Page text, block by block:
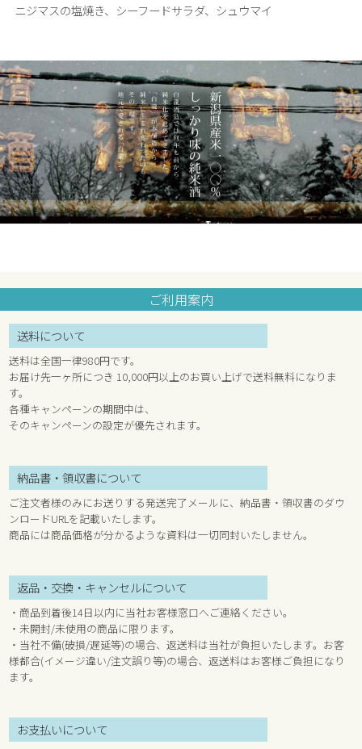
ニジマスの塩焼き、シーフードサラダ、シュウマイ
ご利用案内
送料について
送料は全国一律980円です。
お届け先一ヶ所につき 10,000円以上のお買い上げで送料無料になりま
す。
各種キャンペーンの期間中は、
そのキャンペーンの設定が優先されます。
納品書・領収書について
ご注文者様のみにお送りする発送完了メールに、納品書・領収書のダウ
ンロードURLを記載いたします。
商品には商品価格が分かるような資料は一切同封いたしません。
返品・交換・キャンセルについて
・商品到着後14日以内に当社お客様窓口へご連絡ください。
・未開封/未使用の商品に限ります。
・当社不備(破損/遅延等)の場合、返送料は当社が負担いたします。お客
様都合(イメージ違い/注文誤り等)の場合、返送料はお客様ご負担になり
ます。
お支払いについて